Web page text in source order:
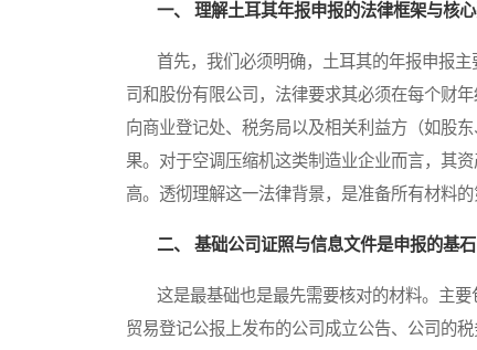
一、 理解土耳其年报申报的法律框架与核
首先，我们必须明确，土耳其的年报申报主
司和股份有限公司，法律要求其必须在每个财
向商业登记处、税务局以及相关利益方（如股
果。对于空调压缩机这类制造业企业而言，其
高。透彻理解这一法律背景，是准备所有材料的
二、 基础公司证照与信息文件是申报的基石
这是最基础也是最先需要核对的材料。主要
贸易登记公报上发布的公司成立公告、公司的